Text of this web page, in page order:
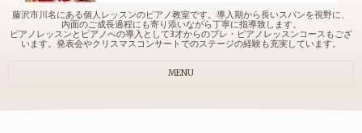
藤沢市川名にある個人レッスンのピアノ教室です。導入期から長いスパンを視野に、
内面のご成長過程にも寄り添いながら丁寧に指導致します。
ピアノレッスンとピアノへの導入として3才からのプレ・ピアノレッスンコースもござ
います。発表会やクリスマスコンサートでのステージの経験も充実しています。
MENU